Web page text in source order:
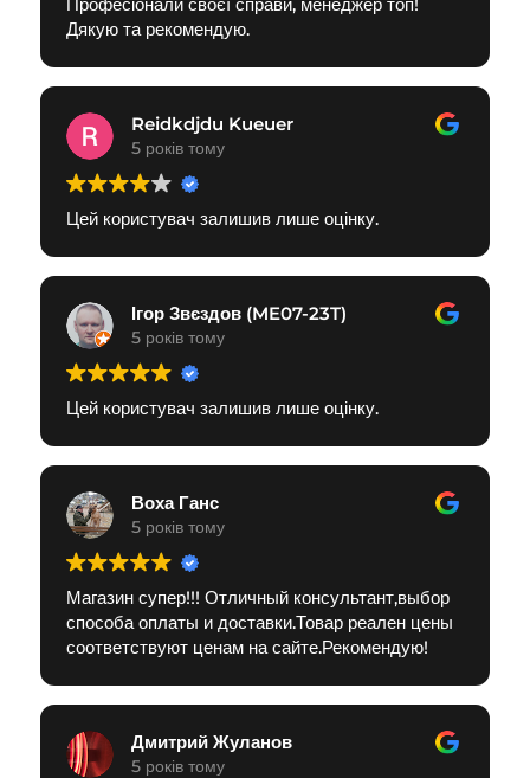
Дякую та рекомендую.
Reidkdjdu Kueuer
5 років тому
Цей користувач залишив лише оцінку.
Ігор Звєздов (ME07-23T)
5 років тому
Цей користувач залишив лише оцінку.
Воха Ганс
5 років тому
Магазин супер!!! Отличный консультант,выбор
способа оплаты и доставки.Товар реален цены
соответствуют ценам на сайте.Рекомендую!
Дмитрий Жуланов
5 років тому